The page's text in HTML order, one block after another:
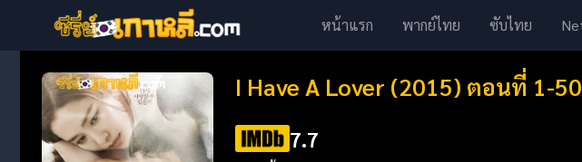
หน้าแรก พากย์ไทย ซับไทย
I Have A Lover (2015) ตอนที่ 1-
7.7